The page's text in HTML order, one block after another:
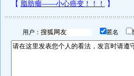
用户： 匿名